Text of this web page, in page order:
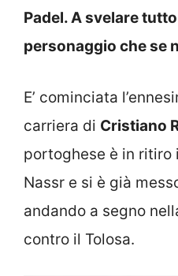
Padel. A svelare
personaggio che se
E’ cominciata
carriera di Cristiano
portoghese è in ritiro
Nassr e si è già
andando a segno
contro il Tolosa.